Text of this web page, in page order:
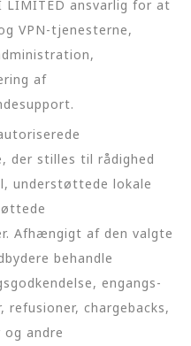
LIMITED ansvarlig for at
VPN-tjenesterne,
af
der stilles til rådighed
understøttede lokale
Afhængigt af den valgte
behandle
engangs-
refusioner, chargebacks,
andre